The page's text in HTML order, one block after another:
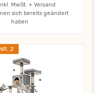
MwSt. + Versand
sich bereits geändert
haben
2